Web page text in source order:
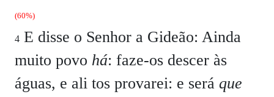
(60%)
4 E disse o Senhor a Gideão: Ainda
muito povo há: faze-os descer às
águas, e ali tos provarei: e será que